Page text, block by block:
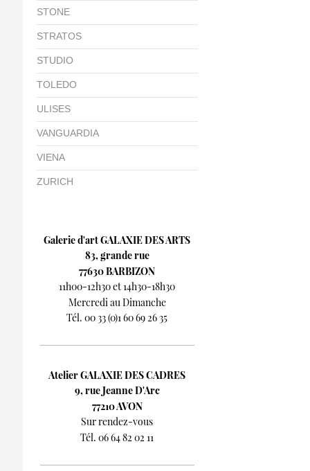
STONE
STRATOS
STUDIO
TOLEDO
ULISES
VANGUARDIA
VIENA
ZURICH
Galerie d'art GALAXIE DES ARTS
83, grande rue
77630 BARBIZON
11h00-12h30 et 14h30-18h30
Mercredi au Dimanche
Tél. 00 33 (0)1 60 69 26 35
Atelier GALAXIE DES CADRES
9, rue Jeanne D'Arc
77210 AVON
Sur rendez-vous
Tél. 06 64 82 02 11